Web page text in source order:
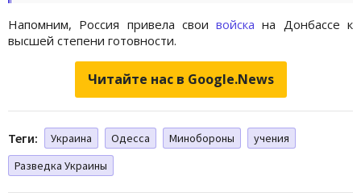
Напомним, Россия привела своивойска на Донбассе к
высшей степени готовности.
Читайте нас в Google.News
Теги: Украина Одесса Минобороны
учения
Разведка Украины